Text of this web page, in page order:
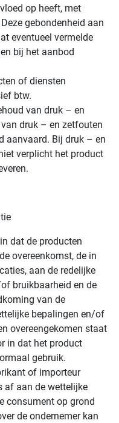
op heeft, met
gebondenheid aan
eventueel vermelde
bij het aanbod
of diensten
btw.
van druk – en
druk – en zetfouten
aanvaard. Bij druk – en
verplicht het product
dat de producten
overeenkomst, de in
aan de redelijke
bruikbaarheid en de
van de
bepalingen en/of
overeengekomen staat
in dat het product
gebruik.
of importeur
af aan de wettelijke
consument op grond
de ondernemer kan